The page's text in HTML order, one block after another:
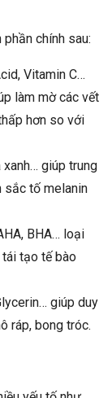
chính sau:
Vitamin C…
làm mờ các vết
hơn so với
xanh… giúp trung
sắc tố melanin
BHA… loại
tạo tế bào
giúp duy
ráp, bong tróc.